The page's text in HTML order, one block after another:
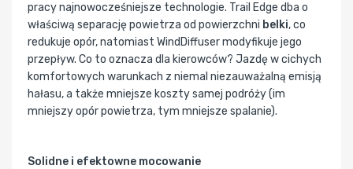
pracy najnowocześniejsze technologie. Trail Edge dba o
właściwą separację powietrza od powierzchni belki, co
redukuje opór, natomiast WindDiffuser modyfikuje jego
przepływ. Co to oznacza dla kierowców? Jazdę w cichych
komfortowych warunkach z niemal niezauważalną emisją
hałasu, a także mniejsze koszty samej podróży (im
mniejszy opór powietrza, tym mniejsze spalanie).
Solidne i efektowne mocowanie